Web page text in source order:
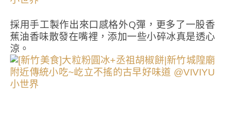
採用手工製作出來口感格外Q彈，更多了一股香
蕉油香味散發在嘴裡，添加一些小碎冰真是透心
涼。